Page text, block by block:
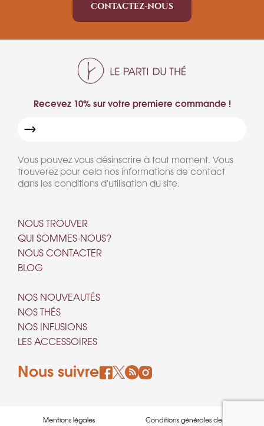
CONTACTEZ-NOUS
Recevez 10% sur votre premiere commande !
Vous pouvez vous désinscrire à tout moment. Vous
trouverez pour cela nos informations de contact
dans les conditions d'utilisation du site.
NOUS TROUVER
QUI SOMMES-NOUS?
NOUS CONTACTER
BLOG
NOS NOUVEAUTÉS
NOS THÉS
NOS INFUSIONS
LES ACCESSOIRES
Nous suivre
Mentions légales Conditions générales de ventes